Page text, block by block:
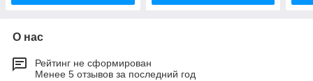
О нас
Рейтинг не сформирован
Менее 5 отзывов за последний год